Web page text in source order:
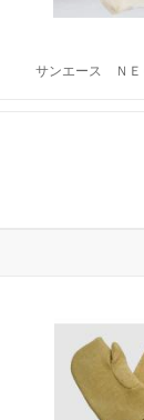
サンエース ＮＥ